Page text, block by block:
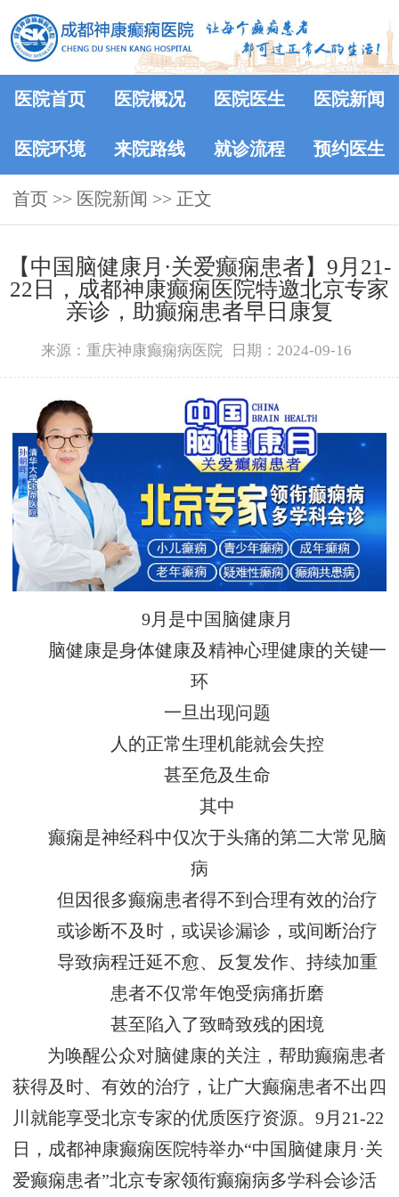
医院首页 医院概况 医院医生 医院新闻
医院环境 来院路线 就诊流程 预约医生
首页 >> 医院新闻 >> 正文
【中国脑健康月·关爱癫痫患者】9月21-
22日，成都神康癫痫医院特邀北京专家
亲诊，助癫痫患者早日康复
来源：重庆神康癫痫病医院 日期：2024-09-16
9月是中国脑健康月
脑健康是身体健康及精神心理健康的关键一
环
一旦出现问题
人的正常生理机能就会失控
甚至危及生命
其中
癫痫是神经科中仅次于头痛的第二大常见脑
病
但因很多癫痫患者得不到合理有效的治疗
或诊断不及时，或误诊漏诊，或间断治疗
导致病程迁延不愈、反复发作、持续加重
患者不仅常年饱受病痛折磨
甚至陷入了致畸致残的困境
为唤醒公众对脑健康的关注，帮助癫痫患者
获得及时、有效的治疗，让广大癫痫患者不出四
川就能享受北京专家的优质医疗资源。9月21-22
日，成都神康癫痫医院特举办“中国脑健康月·关
爱癫痫患者”北京专家领衔癫痫病多学科会诊活